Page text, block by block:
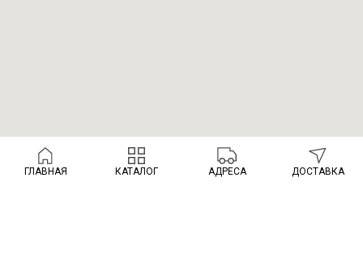
ГЛАВНАЯ КАТАЛОГ АДРЕСА ДОСТАВКА